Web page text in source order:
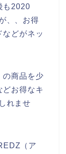
も2020
、、お得
どがネッ
の商品を少
お得なキ
れませ
（ア